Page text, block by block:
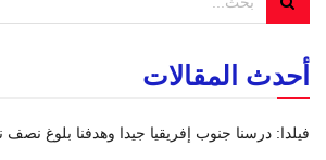
أحدث المقالات
فيلدا: درسنا جنوب إفريقيا جيدا وهدفنا بلوغ نصف